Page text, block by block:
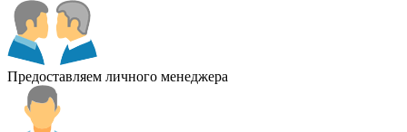
Предоставляем личного менеджера